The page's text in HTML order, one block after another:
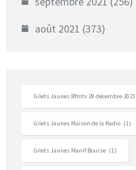
août 2021 (373)
Gilets Jaunes Bfmtv 29 décembre 2021
Gilets Jaunes Maison de la Radio (1)
Gilets Jaunes Manif Bourse (1)